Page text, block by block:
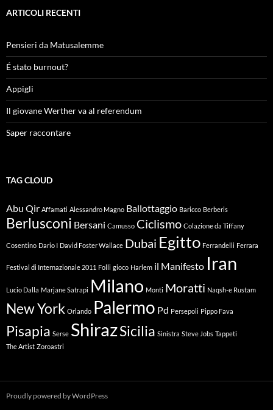
ARTICOLI RECENTI
Pensieri da Matusalemme
É stato burnout?
Appigli
Il giovane Werther va al referendum
Saper raccontare
TAG CLOUD
Abu Qir Affamati Alessandro Magno Ballottaggio Baricco Berberis
Berlusconi Bersani Camusso Ciclismo Colazione da Tiffany
Cosentino Dario I David Foster Wallace Dubai Egitto Ferrandelli Ferrara
Festival di Internazionale 2011 Folli gioco Harlem il Manifesto Iran
Lucio Dalla Marjane Satrapi Milano Monti Moratti Naqsh-e Rustam
New York Orlando Palermo Pd Persepoli Pippo Fava
Pisapia Serse ShirazSicilia Sinistra Steve Jobs Tappeti
The Artist Zoroastri
Proudly powered by WordPress